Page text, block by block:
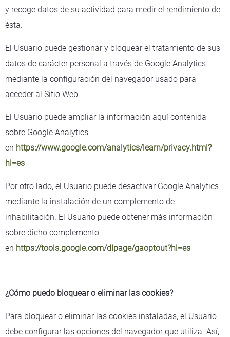
y recoge datos de su actividad para medir el rendimiento de
ésta.
El Usuario puede gestionar y bloquear el tratamiento de sus
datos de carácter personal a través de Google Analytics
mediante la configuración del navegador usado para
acceder al Sitio Web.
El Usuario puede ampliar la información aquí contenida
sobre Google Analytics
en https://www.google.com/analytics/learn/privacy.html?
hl=es
Por otro lado, el Usuario puede desactivar Google Analytics
mediante la instalación de un complemento de
inhabilitación. El Usuario puede obtener más información
sobre dicho complemento
en https://tools.google.com/dlpage/gaoptout?hl=es
¿Cómo puedo bloquear o eliminar las cookies?
Para bloquear o eliminar las cookies instaladas, el Usuario
debe configurar las opciones del navegador que utiliza. Así,